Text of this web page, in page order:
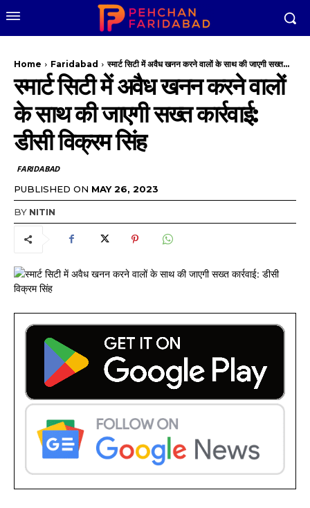
Home Faridabad स्मार्ट सिटी में अवैध खनन करने वालों के साथ की जाएगी सख्त...
स्मार्ट सिटी में अवैध खनन करने वालों
के साथ की जाएगी सख्त कार्रवाई:
डीसी विक्रम सिंह
FARIDABAD
PUBLISHED ON MAY 26, 2023
BY NITIN